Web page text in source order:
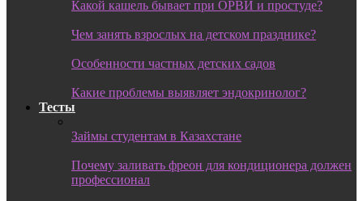
Какой кашель бывает при ОРВИ и простуде?
Чем занять взрослых на детском празднике?
Особенности частных детских садов
Какие проблемы выявляет эндокринолог?
Тесты
Займы студентам в Казахстане
Почему заливать фреон для кондиционера должен
профессионал